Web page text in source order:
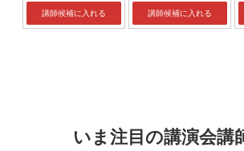
講師候補に入れる 講師候補に入れる
いま注目の講演会講